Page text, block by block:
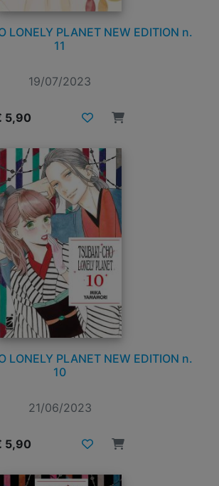
LONELY PLANET NEW EDITION n.
11
19/07/2023
5,90
LONELY PLANET NEW EDITION n.
10
21/06/2023
5,90